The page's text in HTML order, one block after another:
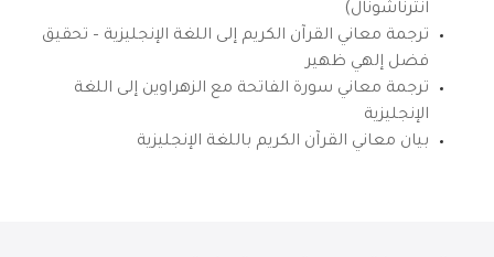
انترناشونال)
ترجمة معاني القرآن الكريم إلى اللغة الإنجليزية – تحقيق
فضل إلهي ظهير
ترجمة معاني سورة الفاتحة مع الزهراوين إلى اللغة
الإنجليزية
بيان معاني القرآن الكريم باللغة الإنجليزية